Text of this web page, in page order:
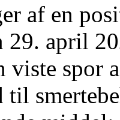
af en
29. april
viste spor